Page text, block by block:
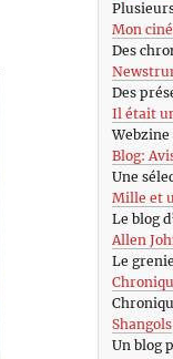
Mon
Des
Des
Il était
Blog:
Une
Mille et
Le blog
Allen
Le
Shangols
Un blog